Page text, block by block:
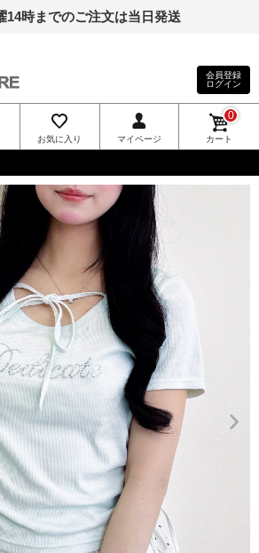
14時までのご注文は当日発送
会員登録
ログイン
お気に入り マイページ カート
0
INGNI